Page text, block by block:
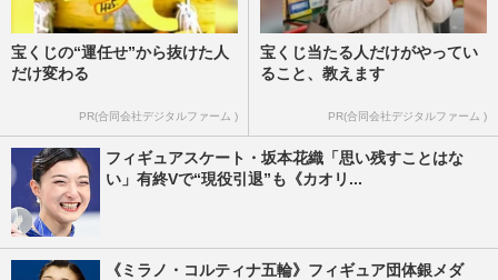
宝くじの“運任せ”から抜けた人
だけ変わる
PR(合同会社デジタルファーム )
宝くじ当たる人だけがやってい
ること、教えます
PR(合同会社デジタルファーム )
フィギュアスケート・坂本花織「思い残すことはな
い」有終Vで“現役引退”も《カオリ...
《ミラノ・コルティナ五輪》フィギュア団体銀メダ